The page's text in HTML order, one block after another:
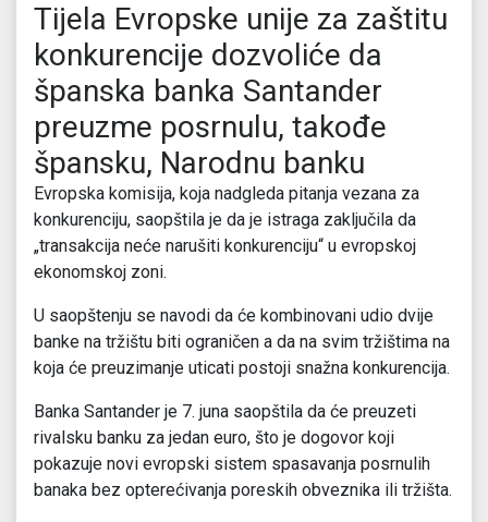
Tijela Evropske unije za zaštitu
konkurencije dozvoliće da
španska banka Santander
preuzme posrnulu, takođe
špansku, Narodnu banku
Evropska komisija, koja nadgleda pitanja vezana za
konkurenciju, saopštila je da je istraga zaključila da
„transakcija neće narušiti konkurenciju“ u evropskoj
ekonomskoj zoni.
U saopštenju se navodi da će kombinovani udio dvije
banke na tržištu biti ograničen a da na svim tržištima na
koja će preuzimanje uticati postoji snažna konkurencija.
Banka Santander je 7. juna saopštila da će preuzeti
rivalsku banku za jedan euro, što je dogovor koji
pokazuje novi evropski sistem spasavanja posrnulih
banaka bez opterećivanja poreskih obveznika ili tržišta.